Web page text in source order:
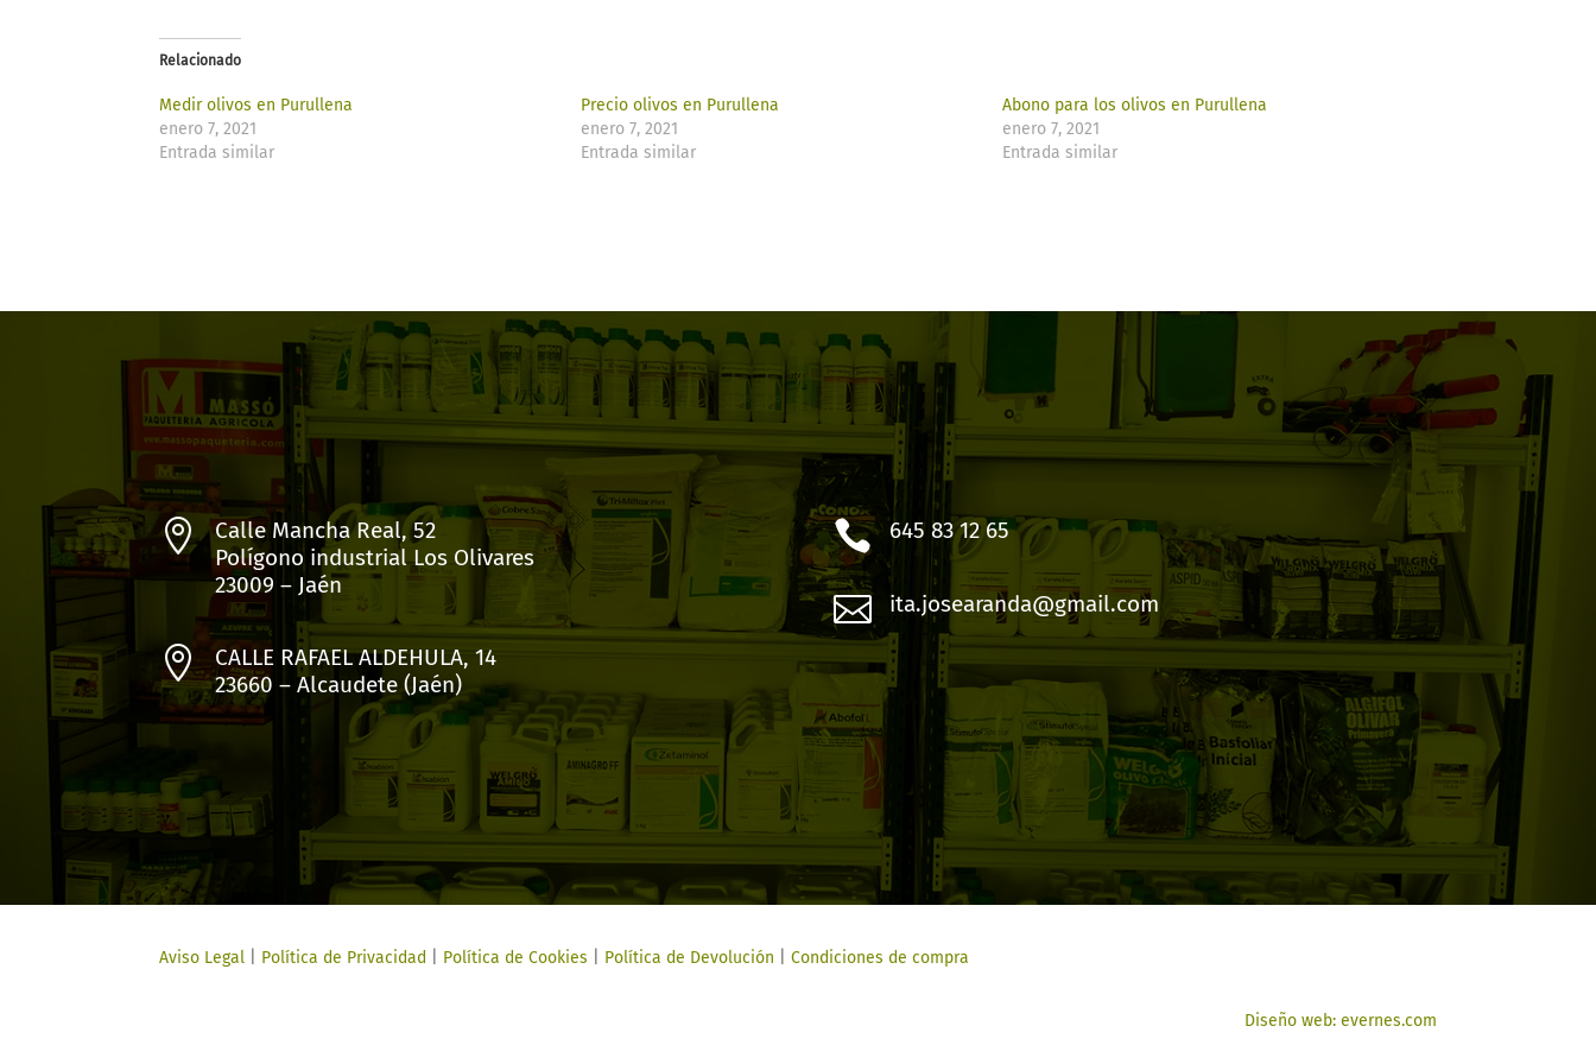
Relacionado
Medir olivos en Purullena
enero 7, 2021
Entrada similar
Precio olivos en Purullena
enero 7, 2021
Entrada similar
Abono para los olivos en Purullena
enero 7, 2021
Entrada similar

Calle Mancha Real, 52
Polígono industrial Los Olivares
23009 – Jaén

CALLE RAFAEL ALDEHULA, 14
23660 – Alcaudete (Jaén)
 645 83 12 65
 ita.josearanda@gmail.com
Aviso Legal Política de Privacidad Política de Cookies Política de Devolución |Condiciones de compra
Diseño web: evernes.com